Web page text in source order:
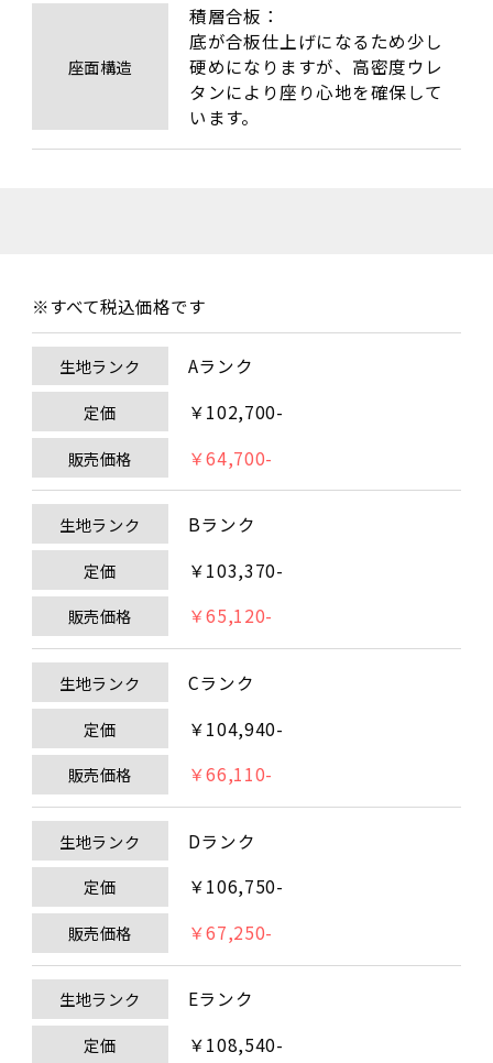
座面構造
積層合板：
底が合板仕上げになるため少し
硬めになりますが、高密度ウレ
タンにより座り心地を確保して
います。
※すべて税込価格です
生地ランク Aランク
定価 ￥102,700-
販売価格 ￥64,700-
生地ランク Bランク
定価 ￥103,370-
販売価格 ￥65,120-
生地ランク Cランク
定価 ￥104,940-
販売価格 ￥66,110-
生地ランク Dランク
定価 ￥106,750-
販売価格 ￥67,250-
生地ランク Eランク
定価 ￥108,540-